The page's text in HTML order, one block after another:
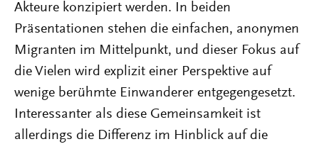
Akteure konzipiert werden. In beiden
Präsentationen stehen die einfachen, anonymen
Migranten im Mittelpunkt, und dieser Fokus auf
die Vielen wird explizit einer Perspektive auf
wenige berühmte Einwanderer entgegengesetzt.
Interessanter als diese Gemeinsamkeit ist
allerdings die Differenz im Hinblick auf die